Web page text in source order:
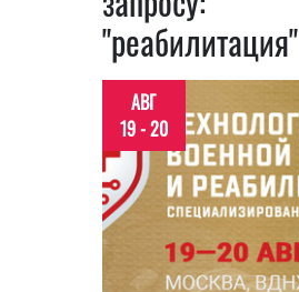
"реабилитация"
АВГ
19 - 20